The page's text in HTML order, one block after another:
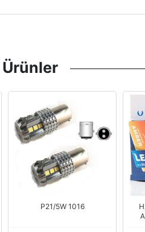
P21/5W 1016